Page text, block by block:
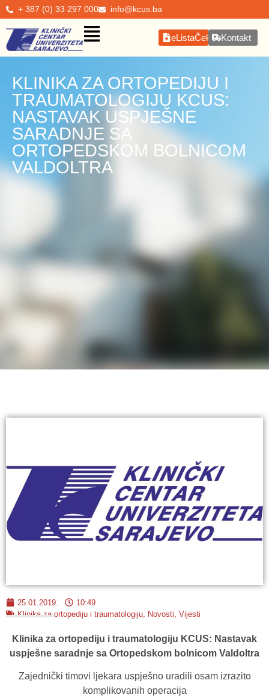
+ 387 (0) 33 297 000 info@kcus.ba
eListaČekanjaKontakt
KLINIKA ZA ORTOPEDIJU I
TRAUMATOLOGIJU KCUS:
NASTAVAK USPJEŠNE
SARADNJE SA
ORTOPEDSKOM BOLNICOM
VALDOLTRA
25.01.2019.
10:49
Klinika za ortopediju i traumatologiju
Novosti Vijesti
Klinika za ortopediju i traumatologiju KCUS: Nastavak
uspješne saradnje sa Ortopedskom bolnicom Valdoltra
Zajednički timovi ljekara uspješno uradili osam izrazito
komplikovanih operacija